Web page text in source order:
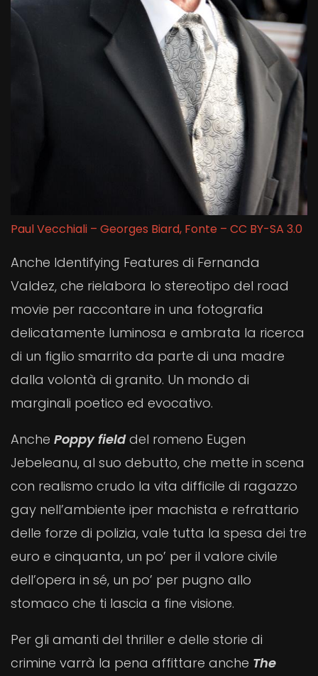
Paul Vecchiali – Georges Biard, Fonte – CC BY-SA 3.0
Anche Identifying Features di Fernanda
Valdez, che rielabora lo stereotipo del road
movie per raccontare in una fotografia
delicatamente luminosa e ambrata la ricerca
di un figlio smarrito da parte di una madre
dalla volontà di granito. Un mondo di
marginali poetico ed evocativo.
Anche Poppy fielddel romeno Eugen
Jebeleanu, al suo debutto, che mette in scena
con realismo crudo la vita difficile di ragazzo
gay nell’ambiente iper machista e refrattario
delle forze di polizia, vale tutta la spesa dei tre
euro e cinquanta, un po’ per il valore civile
dell’opera in sé, un po’ per pugno allo
stomaco che ti lascia a fine visione.
Per gli amanti del thriller e delle storie di
crimine varrà la pena affittare anche The